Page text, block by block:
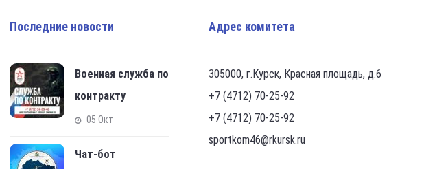
Последние новости
Военная служба по
контракту
05 Окт
Чат-бот
Адрес комитета
305000, г.Курск, Красная площадь, д.6
+7 (4712) 70-25-92
+7 (4712) 70-25-92
sportkom46@rkursk.ru